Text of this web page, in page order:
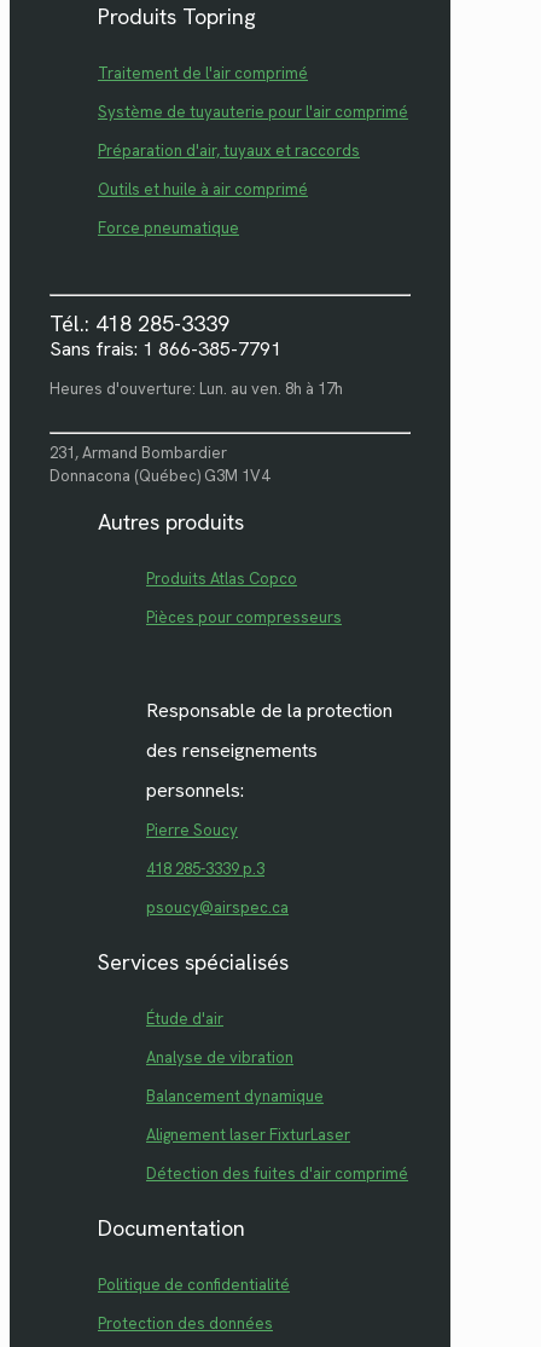
Produits Topring
Traitement de l'air comprimé
Système de tuyauterie pour l'air comprimé
Préparation d'air, tuyaux et raccords
Outils et huile à air comprimé
Force pneumatique
Tél.: 418 285-3339
Sans frais: 1 866-385-7791
Heures d'ouverture: Lun. au ven. 8h à 17h
231, Armand Bombardier
Donnacona (Québec) G3M 1V4
Autres produits
Produits Atlas Copco
Pièces pour compresseurs
Responsable de la protection
des renseignements
personnels:
Pierre Soucy
418 285-3339 p.3
psoucy@airspec.ca
Services spécialisés
Étude d'air
Analyse de vibration
Balancement dynamique
Alignement laser FixturLaser
Détection des fuites d'air comprimé
Documentation
Politique de confidentialité
Protection des données